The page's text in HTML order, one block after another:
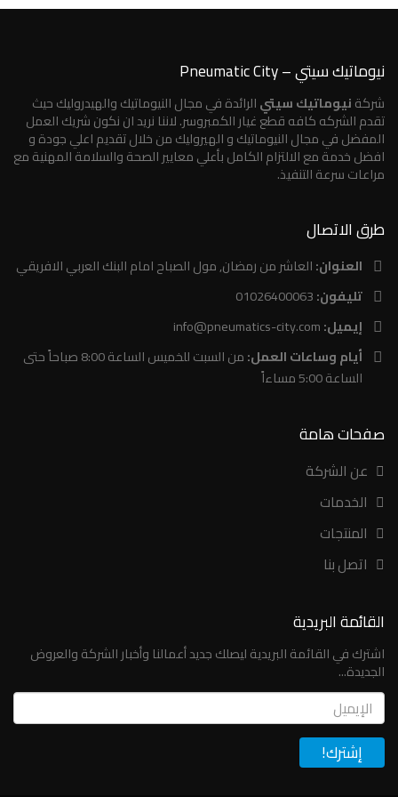
نيوماتيك سيتي – Pneumatic City
شركةنيوماتيك سيتيالرائدة في مجال النيوماتيك والهيدروليك حيث
تقدم الشركه كافه قطع غيار الكمبروسر. لاننا نريد ان نكون شريك العمل
المفضل في مجال النيوماتيك و الهيروليك من خلال تقديم اعلي جودة و
افضل خدمة مع الالتزام الكامل بأعلي معايير الصحة والسلامة المهنية مع
مراعات سرعة التنفيذ.
طرق الاتصال
العنوان:العاشر من رمضان, مول الصباح امام البنك العربي الافريقي
تليفون:01026400063
إيميل:info@pneumatics-city.com
أيام وساعات العمل:
من السبت للخميس الساعة 8:00 صباحاً حتى
الساعة 5:00 مساءاً
صفحات هامة
عن الشركة
الخدمات
المنتجات
اتصل بنا
القائمة البريدية
اشترك في القائمة البريدية ليصلك جديد أعمالنا وأخبار الشركة والعروض
الجديدة...
Email